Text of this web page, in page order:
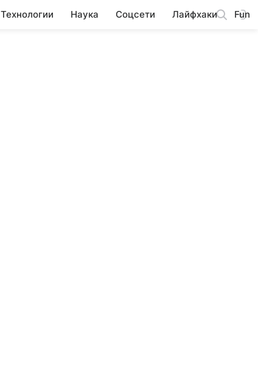
Технологии Наука Соцсети Лайфхаки Fun